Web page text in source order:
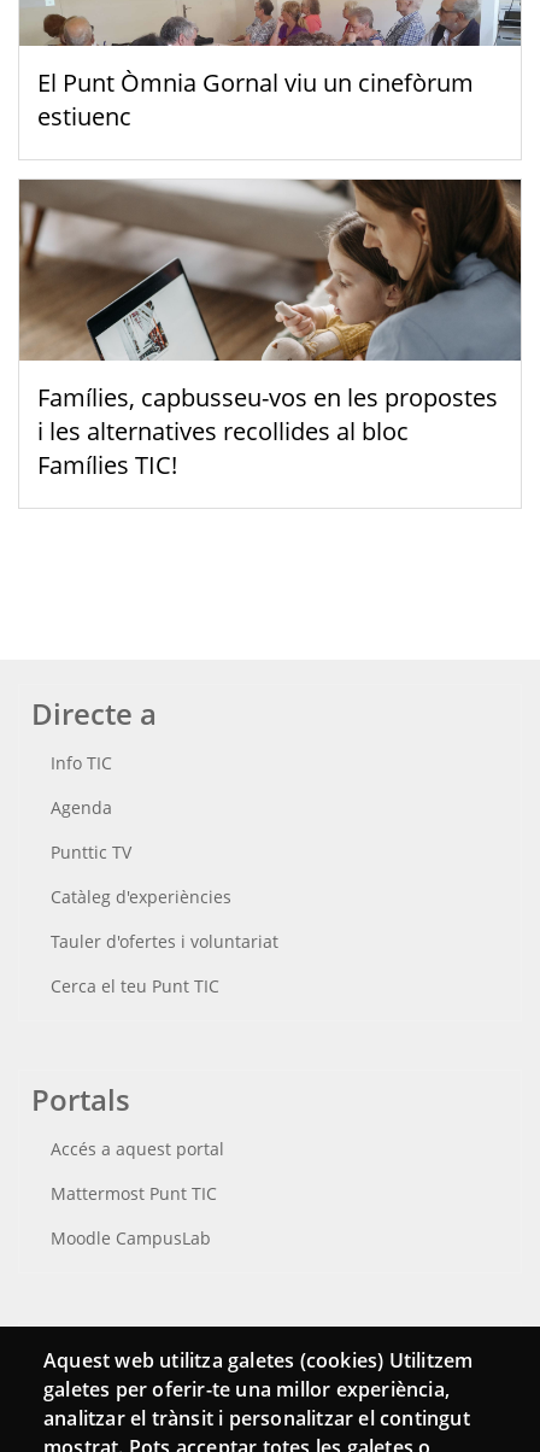
El Punt Òmnia Gornal viu un cinefòrum
estiuenc
Famílies, capbusseu-vos en les propostes
i les alternatives recollides al bloc
Famílies TIC!
Directe a
Info TIC
Agenda
Punttic TV
Catàleg d'experiències
Tauler d'ofertes i voluntariat
Cerca el teu Punt TIC
Portals
Accés a aquest portal
Mattermost Punt TIC
Moodle CampusLab
Connecta
Bustia de contacte
Butlletins
Aquest web utilitza galetes (cookies) Utilitzem
galetes per oferir-te una millor experiència,
analitzar el trànsit i personalitzar el contingut